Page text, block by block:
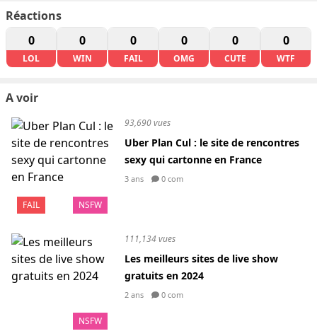
Réactions
0
LOL
0
WIN
0
FAIL
0
OMG
0
CUTE
0
WTF
A voir
FAIL NSFW
93,690 vues
Uber Plan Cul : le site de rencontres
sexy qui cartonne en France
3 ans 0 com
NSFW
111,134 vues
Les meilleurs sites de live show
gratuits en 2024
2 ans 0 com